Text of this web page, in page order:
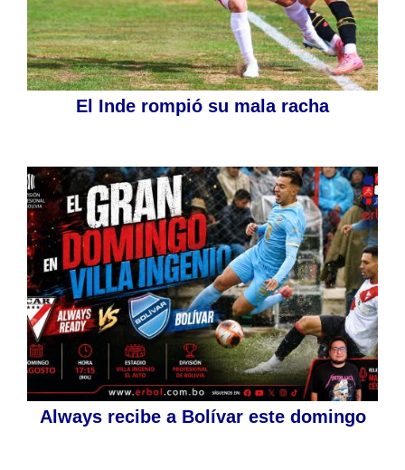
El Inde rompió su mala racha
Always recibe a Bolívar este domingo